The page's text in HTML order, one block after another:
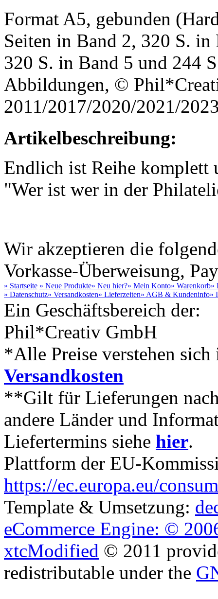
Format A5, gebunden
Seiten in Band 2, 320 S.
320 S. in Band 5 und 244
Abbildungen, ©
2011/2017/2020/2021/
Artikelbeschreibung:
Endlich ist Reihe
"Wer ist wer in der
Wir akzeptieren die
Vorkasse-Überweisung,
» Startseite » Neue Produkte» Neu hier?» Mein Konto» Warenkorb»
» Datenschutz» Versandkosten» Lieferzeiten» AGB & Kundeninfo»
Ein Geschäftsbereich der:
Phil*Creativ GmbH
*Alle Preise verstehen
Versandkosten
**Gilt für Lieferungen
andere Länder und
Liefertermins siehe hier.
Plattform der EU-
https://ec.europa.eu/
Template & Umsetzung:
eCommerce Engine: ©
xtcModified © 2011
redistributable under the